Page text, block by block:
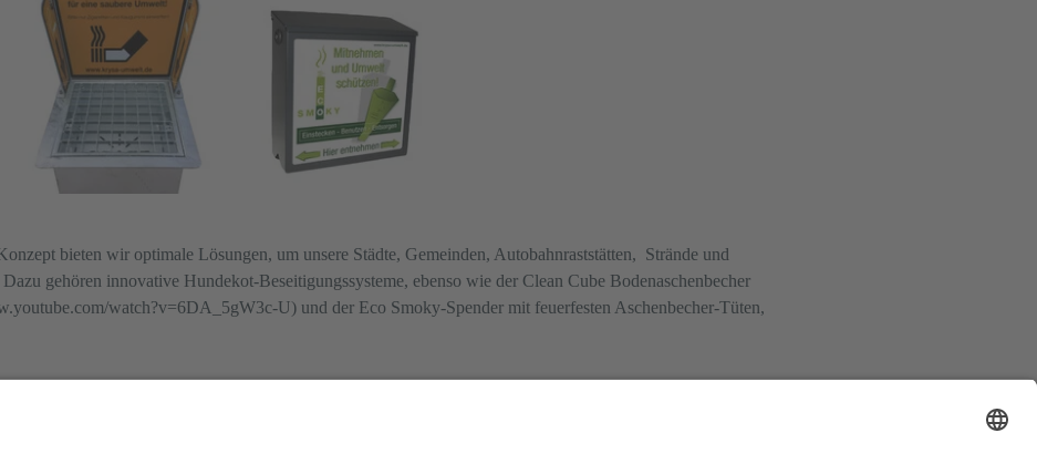
bieten wir optimale Lösungen, um unsere Städte, Gemeinden, Autobahnraststätten, Strände und
gehören innovative Hundekot-Beseitigungssysteme, ebenso wie der Clean Cube Bodenaschenbecher
watch?v=6DA_5gW3c-U) und der Eco Smoky-Spender mit feuerfesten Aschenbecher-Tüten,